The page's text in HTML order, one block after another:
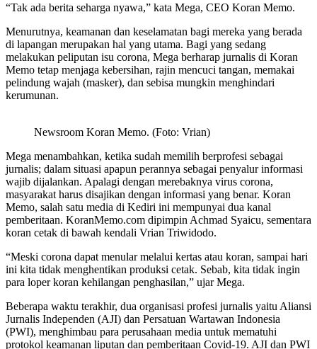
“Tak ada berita seharga nyawa,” kata Mega, CEO Koran Memo.
Menurutnya, keamanan dan keselamatan bagi mereka yang berada
di lapangan merupakan hal yang utama. Bagi yang sedang
melakukan peliputan isu corona, Mega berharap jurnalis di Koran
Memo tetap menjaga kebersihan, rajin mencuci tangan, memakai
pelindung wajah (masker), dan sebisa mungkin menghindari
kerumunan.
Newsroom Koran Memo. (Foto: Vrian)
Mega menambahkan, ketika sudah memilih berprofesi sebagai
jurnalis; dalam situasi apapun perannya sebagai penyalur informasi
wajib dijalankan. Apalagi dengan merebaknya virus corona,
masyarakat harus disajikan dengan informasi yang benar. Koran
Memo, salah satu media di Kediri ini mempunyai dua kanal
pemberitaan. KoranMemo.com dipimpin Achmad Syaicu, sementara
koran cetak di bawah kendali Vrian Triwidodo.
“Meski corona dapat menular melalui kertas atau koran, sampai hari
ini kita tidak menghentikan produksi cetak. Sebab, kita tidak ingin
para loper koran kehilangan penghasilan,” ujar Mega.
Beberapa waktu terakhir, dua organisasi profesi jurnalis yaitu Aliansi
Jurnalis Independen (AJI) dan Persatuan Wartawan Indonesia
(PWI), menghimbau para perusahaan media untuk mematuhi
protokol keamanan liputan dan pemberitaan Covid-19. AJI dan PWI